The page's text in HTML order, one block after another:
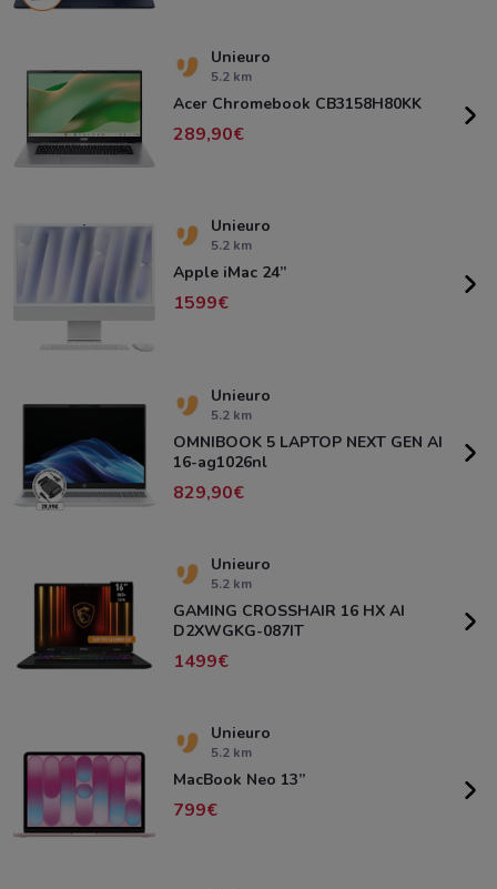
Unieuro
5.2 km
Acer Chromebook CB3158H80KK
289,90
Unieuro
5.2 km
Apple iMac 24”
1599
Unieuro
5.2 km
OMNIBOOK 5 LAPTOP NEXT GEN AI
16-ag1026nl
829,90
Unieuro
5.2 km
GAMING CROSSHAIR 16 HX AI
D2XWGKG-087IT
1499
Unieuro
5.2 km
MacBook Neo 13”
799